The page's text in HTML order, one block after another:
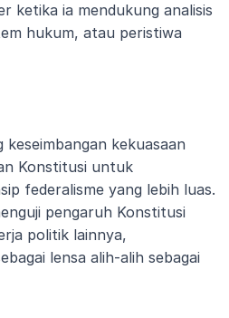
ketika ia mendukung analisis
hukum, atau peristiwa
kekuasaan
Konstitusi untuk
federalisme yang lebih luas.
pengaruh Konstitusi
politik lainnya,
lensa alih-alih sebagai